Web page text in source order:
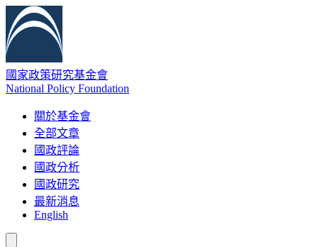
國家政策研究基金會
National Policy Foundation
關於基金會
全部文章
國政評論
國政分析
國政研究
最新消息
English